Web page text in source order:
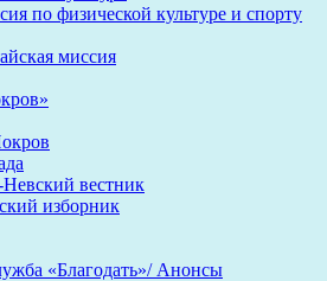
по физической культуре и спорту
миссия
вестник
изборник
«Благодать»/ Анонсы